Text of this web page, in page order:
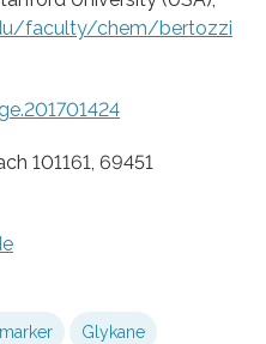
faculty/chem/bertozzi
101161, 69451
Glykane